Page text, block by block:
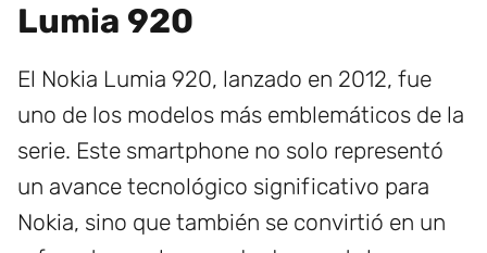
Lumia 920
El Nokia Lumia 920, lanzado en 2012, fue
uno de los modelos más emblemáticos de la
serie. Este smartphone no solo representó
un avance tecnológico significativo para
Nokia, sino que también se convirtió en un